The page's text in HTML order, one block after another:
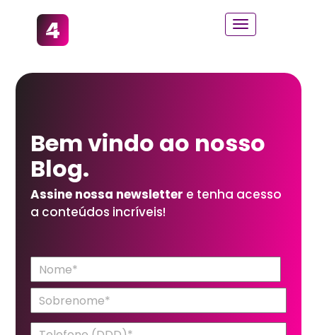
Bem vindo ao nosso
Blog.
Assine nossa newsletter e tenha acesso
a conteúdos incríveis!